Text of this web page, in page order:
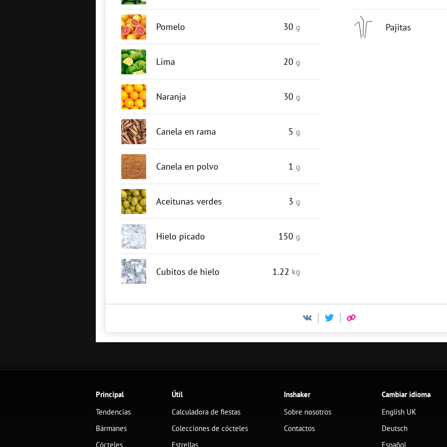
Pomelo 30 g
Lima 20 g
Naranja 30 g
Canela en rama 5 g
Canela en polvo 1 g
Aceitunas verdes 3 g
Hielo picado 150 g
Cubitos de hielo 1.22 kg
Pajitas
Principal
Tendencias
Bármanes
Cócteles
Útil
Calculadora de fiestas
Colecciones de cócteles
Estrellas
Inshaker
Sobre nosotros
Contactos
Cambiar idioma
English UK
Deutsch
Español